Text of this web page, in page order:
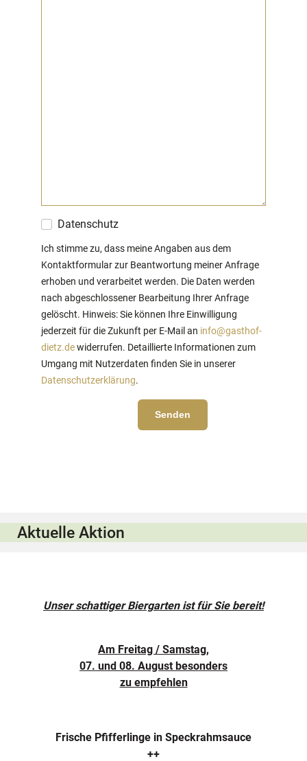
Datenschutz
Ich stimme zu, dass meine Angaben aus dem
Kontaktformular zur Beantwortung meiner Anfrage
erhoben und verarbeitet werden. Die Daten werden
nach abgeschlossener Bearbeitung Ihrer Anfrage
gelöscht. Hinweis: Sie können Ihre Einwilligung
jederzeit für die Zukunft per E-Mail an info@gasthof-
dietz.dewiderrufen. Detaillierte Informationen zum
Umgang mit Nutzerdaten finden Sie in unserer
Datenschutzerklärung.
Aktuelle Aktion
Unser schattiger Biergarten ist für Sie bereit!
Am Freitag / Samstag,
07. und 08. August besonders
zu empfehlen
Frische Pfifferlinge in Speckrahmsauce
++